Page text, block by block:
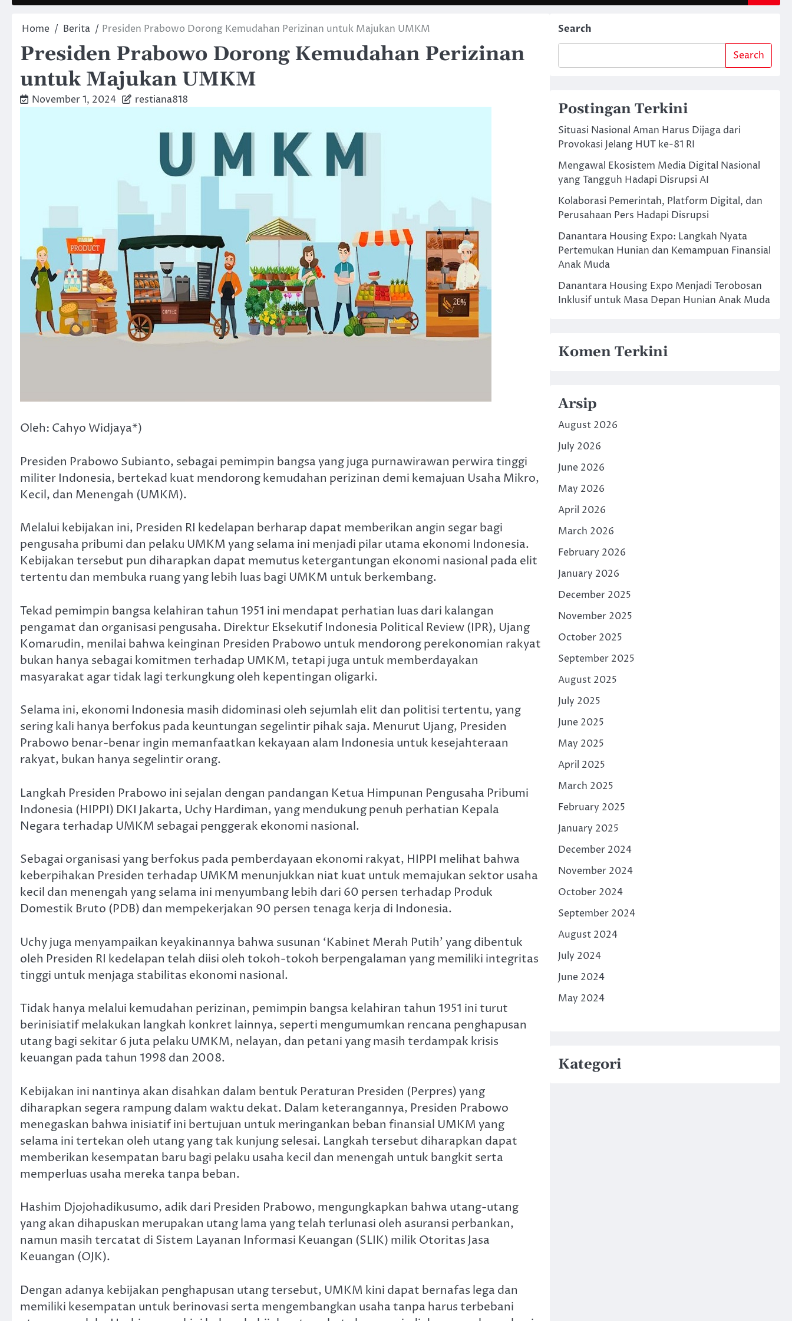
Home Berita Presiden Prabowo Dorong Kemudahan Perizinan untuk Majukan UMKM
Presiden Prabowo Dorong Kemudahan Perizinan
untuk Majukan UMKM
November 1, 2024 restiana818
Oleh: Cahyo Widjaya*)
Presiden Prabowo Subianto, sebagai pemimpin bangsa yang juga purnawirawan perwira tinggi
militer Indonesia, bertekad kuat mendorong kemudahan perizinan demi kemajuan Usaha Mikro,
Kecil, dan Menengah (UMKM).
Melalui kebijakan ini, Presiden RI kedelapan berharap dapat memberikan angin segar bagi
pengusaha pribumi dan pelaku UMKM yang selama ini menjadi pilar utama ekonomi Indonesia.
Kebijakan tersebut pun diharapkan dapat memutus ketergantungan ekonomi nasional pada elit
tertentu dan membuka ruang yang lebih luas bagi UMKM untuk berkembang.
Tekad pemimpin bangsa kelahiran tahun 1951 ini mendapat perhatian luas dari kalangan
pengamat dan organisasi pengusaha. Direktur Eksekutif Indonesia Political Review (IPR), Ujang
Komarudin, menilai bahwa keinginan Presiden Prabowo untuk mendorong perekonomian rakyat
bukan hanya sebagai komitmen terhadap UMKM, tetapi juga untuk memberdayakan
masyarakat agar tidak lagi terkungkung oleh kepentingan oligarki.
Selama ini, ekonomi Indonesia masih didominasi oleh sejumlah elit dan politisi tertentu, yang
sering kali hanya berfokus pada keuntungan segelintir pihak saja. Menurut Ujang, Presiden
Prabowo benar-benar ingin memanfaatkan kekayaan alam Indonesia untuk kesejahteraan
rakyat, bukan hanya segelintir orang.
Langkah Presiden Prabowo ini sejalan dengan pandangan Ketua Himpunan Pengusaha Pribumi
Indonesia (HIPPI) DKI Jakarta, Uchy Hardiman, yang mendukung penuh perhatian Kepala
Negara terhadap UMKM sebagai penggerak ekonomi nasional.
Sebagai organisasi yang berfokus pada pemberdayaan ekonomi rakyat, HIPPI melihat bahwa
keberpihakan Presiden terhadap UMKM menunjukkan niat kuat untuk memajukan sektor usaha
kecil dan menengah yang selama ini menyumbang lebih dari 60 persen terhadap Produk
Domestik Bruto (PDB) dan mempekerjakan 90 persen tenaga kerja di Indonesia.
Uchy juga menyampaikan keyakinannya bahwa susunan ‘Kabinet Merah Putih’ yang dibentuk
oleh Presiden RI kedelapan telah diisi oleh tokoh-tokoh berpengalaman yang memiliki integritas
tinggi untuk menjaga stabilitas ekonomi nasional.
Tidak hanya melalui kemudahan perizinan, pemimpin bangsa kelahiran tahun 1951 ini turut
berinisiatif melakukan langkah konkret lainnya, seperti mengumumkan rencana penghapusan
utang bagi sekitar 6 juta pelaku UMKM, nelayan, dan petani yang masih terdampak krisis
keuangan pada tahun 1998 dan 2008.
Kebijakan ini nantinya akan disahkan dalam bentuk Peraturan Presiden (Perpres) yang
diharapkan segera rampung dalam waktu dekat. Dalam keterangannya, Presiden Prabowo
menegaskan bahwa inisiatif ini bertujuan untuk meringankan beban finansial UMKM yang
selama ini tertekan oleh utang yang tak kunjung selesai. Langkah tersebut diharapkan dapat
memberikan kesempatan baru bagi pelaku usaha kecil dan menengah untuk bangkit serta
memperluas usaha mereka tanpa beban.
Hashim Djojohadikusumo, adik dari Presiden Prabowo, mengungkapkan bahwa utang-utang
yang akan dihapuskan merupakan utang lama yang telah terlunasi oleh asuransi perbankan,
namun masih tercatat di Sistem Layanan Informasi Keuangan (SLIK) milik Otoritas Jasa
Keuangan (OJK).
Dengan adanya kebijakan penghapusan utang tersebut, UMKM kini dapat bernafas lega dan
memiliki kesempatan untuk berinovasi serta mengembangkan usaha tanpa harus terbebani
Search
Search
Postingan Terkini
Situasi Nasional Aman Harus Dijaga dari
Provokasi Jelang HUT ke-81 RI
Mengawal Ekosistem Media Digital Nasional
yang Tangguh Hadapi Disrupsi AI
Kolaborasi Pemerintah, Platform Digital, dan
Perusahaan Pers Hadapi Disrupsi
Danantara Housing Expo: Langkah Nyata
Pertemukan Hunian dan Kemampuan Finansial
Anak Muda
Danantara Housing Expo Menjadi Terobosan
Inklusif untuk Masa Depan Hunian Anak Muda
Komen Terkini
Arsip
August 2026
July 2026
June 2026
May 2026
April 2026
March 2026
February 2026
January 2026
December 2025
November 2025
October 2025
September 2025
August 2025
July 2025
June 2025
May 2025
April 2025
March 2025
February 2025
January 2025
December 2024
November 2024
October 2024
September 2024
August 2024
July 2024
June 2024
May 2024
Kategori